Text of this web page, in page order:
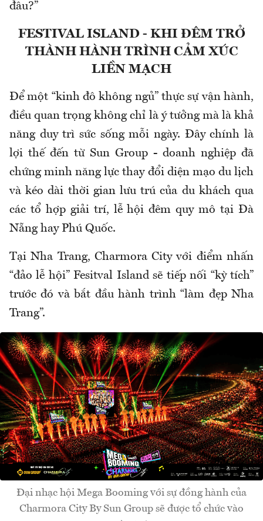
đâu?”
FESTIVAL ISLAND - KHI ĐÊM TRỞ
THÀNH HÀNH TRÌNH CẢM XÚC
LIỀN MẠCH
Để một “kinh đô không ngủ” thực sự vận hành,
điều quan trọng không chỉ là ý tưởng mà là khả
năng duy trì sức sống mỗi ngày. Đây chính là
lợi thế đến từ Sun Group - doanh nghiệp đã
chứng minh năng lực thay đổi diện mạo du lịch
và kéo dài thời gian lưu trú của du khách qua
các tổ hợp giải trí, lễ hội đêm quy mô tại Đà
Nẵng hay Phú Quốc.
Tại Nha Trang, Charmora City với điểm nhấn
“đảo lễ hội” Fesitval Island sẽ tiếp nối “kỳ tích”
trước đó và bắt đầu hành trình “làm đẹp Nha
Trang”.
Đại nhạc hội Mega Booming với sự đồng hành của
Charmora City By Sun Group sẽ được tổ chức vào